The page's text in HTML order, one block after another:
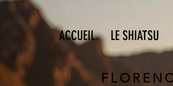
ACCUEIL LE SHIATSU